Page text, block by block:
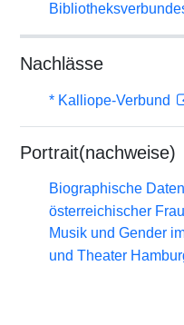
Nachlässe
* Kalliope-Verbund
Portrait(nachweise)
Biographische
österreichischer
Musik und Gender
und Theater